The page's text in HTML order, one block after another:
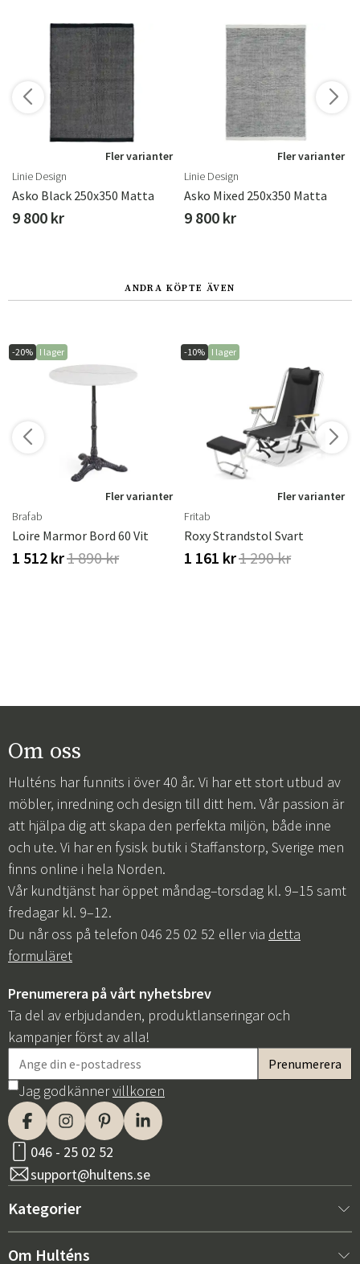
Norge
Suomi
Fler varianter
Linie Design
Asko Black 250x350 Matta
9 800 kr
Fler varianter
Linie Design
Asko Mixed 250x350 Matta
9 800 kr
ANDRA KÖPTE ÄVEN
-20% I lager
Fler varianter
Brafab
Loire Marmor Bord 60 Vit
1 512 kr1 890 kr
-10% I lager
Fler varianter
Fritab
Roxy Strandstol Svart
1 161 kr1 290 kr
Om oss
Hulténs har funnits i över 40 år. Vi har ett stort utbud av
möbler, inredning och design till ditt hem. Vår passion är
att hjälpa dig att skapa den perfekta miljön, både inne
och ute. Vi har en fysisk butik i Staffanstorp, Sverige men
finns online i hela Norden.
Vår kundtjänst har öppet måndag–torsdag kl. 9–15 samt
fredagar kl. 9–12.
Du når oss på telefon 046 25 02 52 eller via detta
formuläret
Prenumerera på vårt nyhetsbrev
Ta del av erbjudanden, produktlanseringar och
kampanjer först av alla!
Jag godkännervillkoren
046 - 25 02 52
support@hultens.se
Kategorier
Nytt hos oss
Om Hulténs